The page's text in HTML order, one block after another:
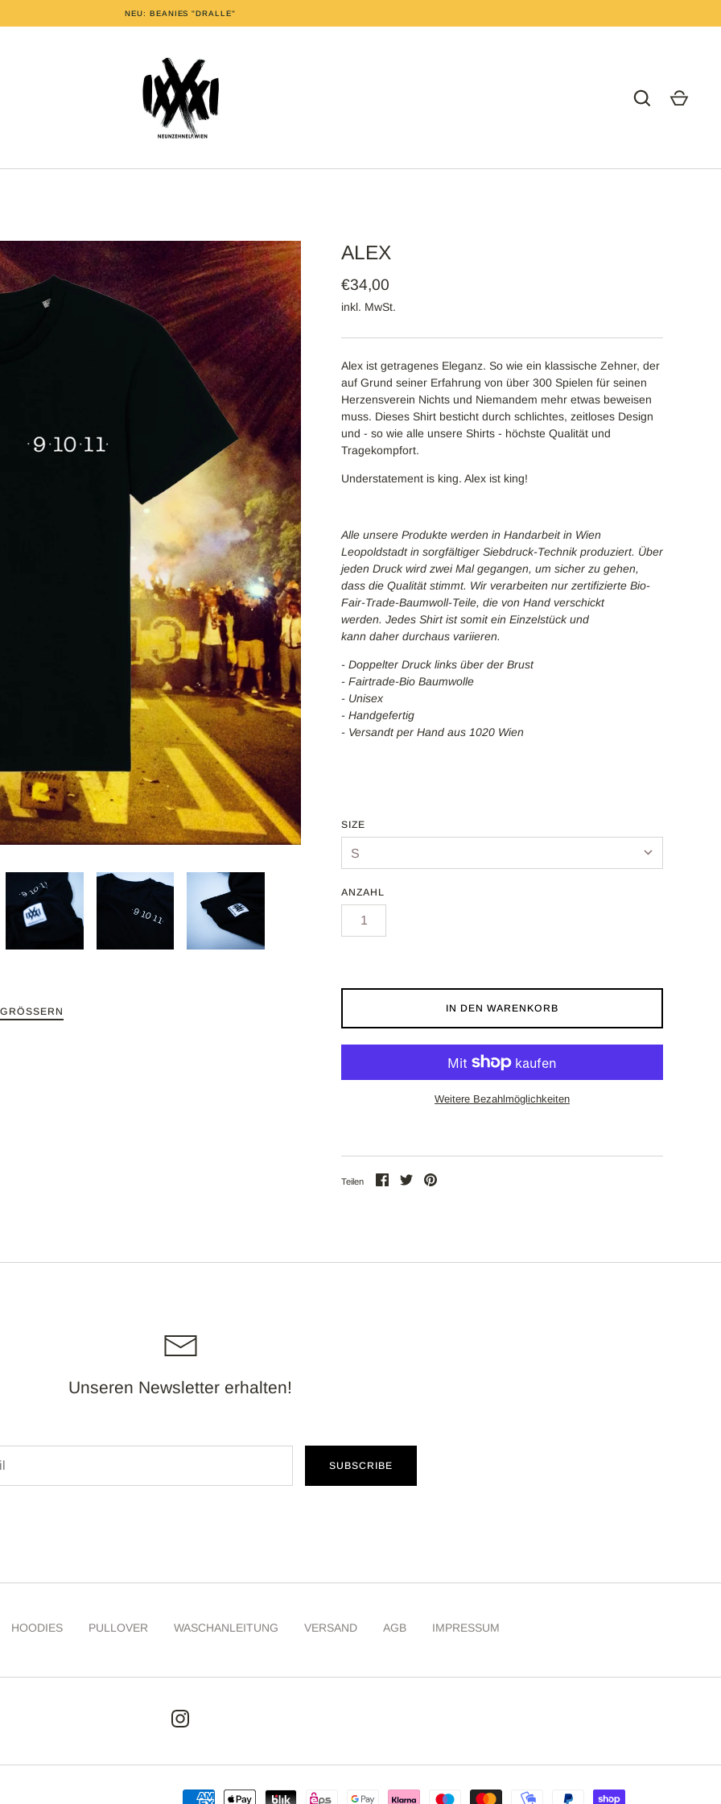
NEU: BEANIES "DRALLE"
ALEX
€34,00
inkl. MwSt.
Alex ist getragenes Eleganz. So wie ein klassische Zehner, der
auf Grund seiner Erfahrung von über 300 Spielen für seinen
Herzensverein Nichts und Niemandem mehr etwas beweisen
muss. Dieses Shirt besticht durch schlichtes, zeitloses Design
und - so wie alle unsere Shirts - höchste Qualität und
Tragekompfort.
Understatement is king. Alex ist king!
Alle unsere Produkte werden in Handarbeit in Wien
Leopoldstadt in sorgfältiger Siebdruck-Technik produziert. Über
jeden Druck wird zwei Mal gegangen, um sicher zu gehen,
dass die Qualität stimmt. Wir verarbeiten nur zertifizierte Bio-
Fair-Trade-Baumwoll-Teile, die von Hand verschickt
werden. Jedes Shirt ist somit ein Einzelstück und
kann daher durchaus variieren.
- Doppelter Druck links über der Brust
- Fairtrade-Bio Baumwolle
- Unisex
- Handgefertig
- Versandt per Hand aus 1020 Wien
SIZE
ANZAHL
IN DEN WARENKORB
Weitere Bezahlmöglichkeiten
Teilen TeilenTwitternPinnen
Unseren Newsletter erhalten!
SUBSCRIBE
HOODIES PULLOVER WASCHANLEITUNG VERSAND AGB IMPRESSUM